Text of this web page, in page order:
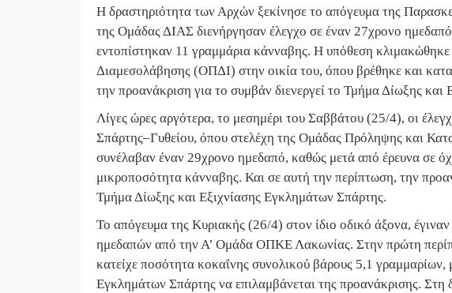
Η δραστηριότητα των Αρχών ξεκίνησε το απόγευμα της
της Ομάδας ΔΙΑΣ διενήργησαν έλεγχο σε έναν 27χρονο
εντοπίστηκαν 11 γραμμάρια κάνναβης. Η υπόθεση
Διαμεσολάβησης (ΟΠΔΙ) στην οικία του, όπου βρέθηκε και
την προανάκριση για το συμβάν διενεργεί το Τμήμα Δίωξης
Λίγες ώρες αργότερα, το μεσημέρι του Σαββάτου (25/4), οι
Σπάρτης–Γυθείου, όπου στελέχη της Ομάδας Πρόληψης και
συνέλαβαν έναν 29χρονο ημεδαπό, καθώς μετά από έρευνα σε
μικροποσότητα κάνναβης. Και σε αυτή την περίπτωση, την
Τμήμα Δίωξης και Εξιχνίασης Εγκλημάτων Σπάρτης.
Το απόγευμα της Κυριακής (26/4) στον ίδιο οδικό άξονα,
ημεδαπών από την Α’ Ομάδα ΟΠΚΕ Λακωνίας. Στην πρώτη
κατείχε ποσότητα κοκαΐνης συνολικού βάρους 5,1
Εγκλημάτων Σπάρτης να επιλαμβάνεται της προανάκρισης. Στη